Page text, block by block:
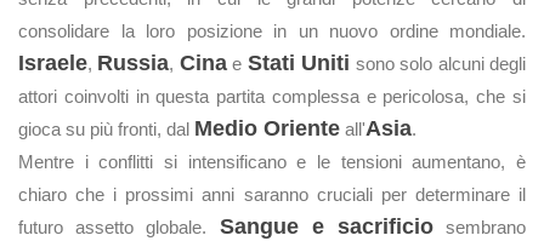
consolidare la loro posizione in un nuovo ordine mondiale.
Israele, Russia, Cinae Stati Uniti sono solo alcuni degli
attori coinvolti in questa partita complessa e pericolosa, che si
gioca su più fronti, dal Medio Oriente all'Asia.
Mentre i conflitti si intensificano e le tensioni aumentano, è
chiaro che i prossimi anni saranno cruciali per determinare il
futuro assetto globale. Sangue e sacrificiosembrano